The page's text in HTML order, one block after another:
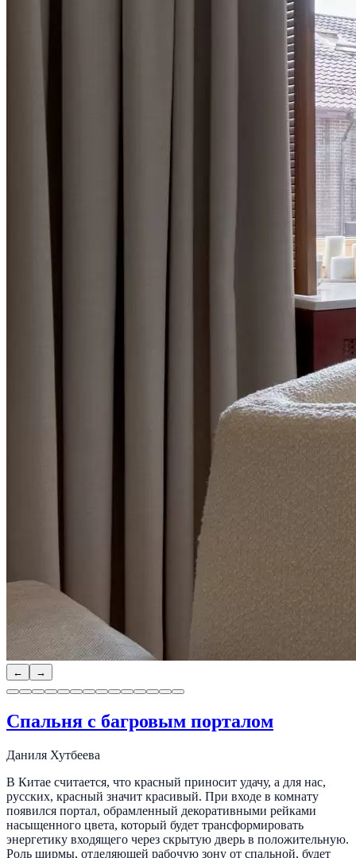
← →
Спальня с багровым порталом
Даниля Хутбеева
В Китае считается, что красный приносит удачу, а для нас,
русских, красный значит красивый. При входе в комнату
появился портал, обрамленный декоративными рейками
насыщенного цвета, который будет трансформировать
энергетику входящего через скрытую дверь в положительную.
Роль ширмы, отделяющей рабочую зону от спальной, будет